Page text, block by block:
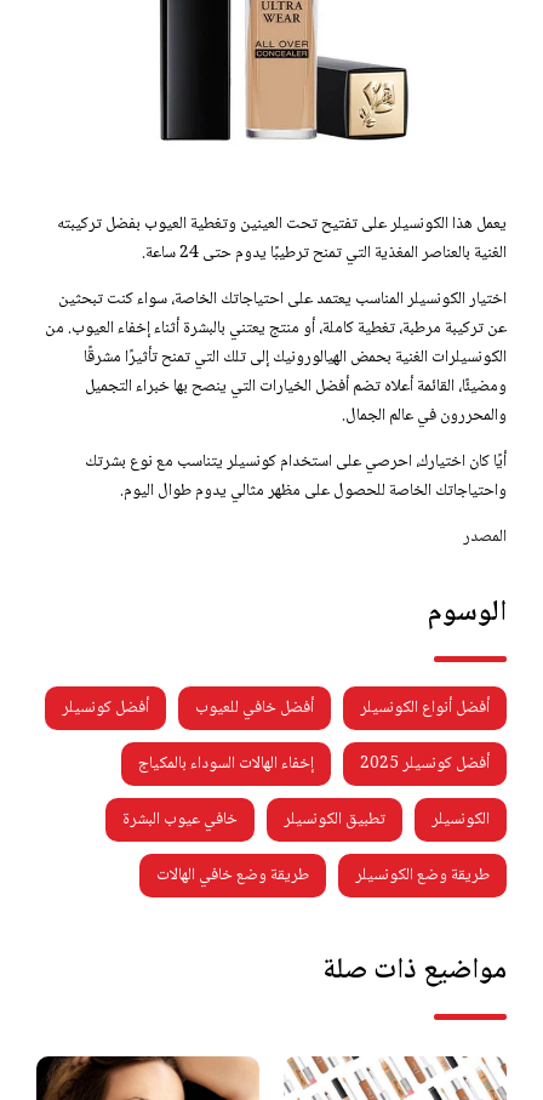
يعمل هذا الكونسيلر على تفتيح تحت العينين وتغطية العيوب بفضل تركيبته
الغنية بالعناصر المغذية التي تمنح ترطيبًا يدوم حتى 24 ساعة.
اختيار الكونسيلر المناسب يعتمد على احتياجاتك الخاصة، سواء كنت تبحثين
عن تركيبة مرطبة، تغطية كاملة، أو منتج يعتني بالبشرة أثناء إخفاء العيوب. من
الكونسيلرات الغنية بحمض الهيالورونيك إلى تلك التي تمنح تأثيرًا مشرقًا
ومضيئًا، القائمة أعلاه تضم أفضل الخيارات التي ينصح بها خبراء التجميل
والمحررون في عالم الجمال.
أيًا كان اختيارك، احرصي على استخدام كونسيلر يتناسب مع نوع بشرتك
واحتياجاتك الخاصة للحصول على مظهر مثالي يدوم طوال اليوم.
المصدر
الوسوم
أفضل أنواع الكونسيلر أفضل خافي للعيوب
أفضل كونسيلر
أفضل كونسيلر 2025
إخفاء الهالات السوداء بالمكياج
الكونسيلر
تطبيق الكونسيلر
خافي عيوب البشرة
طريقة وضع الكونسيلر
طريقة وضع خافي الهالات
مواضيع ذات صلة